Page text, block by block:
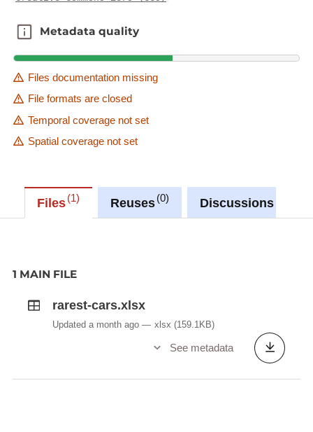
Metadata quality
Metadata quality
Files documentation missing
File formats are closed
Temporal coverage not set
Spatial coverage not set
Files 1 Reuses 0 Discussions
1 MAIN FILE
rarest-cars.xlsx
Updated a month ago xlsx (159.1KB)
See metadata